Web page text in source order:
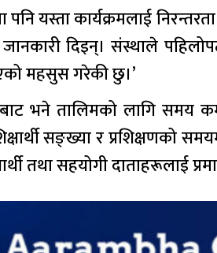
पनि यस्ता कार्यक्रमलाई
दिइन्। संस्थाले
महसुस गरेकी छु।’
भने तालिमको लागि
सङ्ख्या र प्रशिक्षणको
तथा सहयोगी दाताहरूलाई